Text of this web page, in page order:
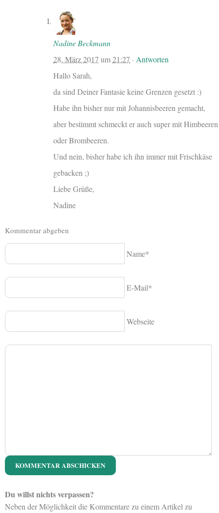
Nadine Beckmann
28. März 2017 um21:27 · Antworten
Hallo Sarah,
da sind Deiner Fantasie keine Grenzen gesetzt :)
Habe ihn bisher nur mit Johannisbeeren gemacht,
aber bestimmt schmeckt er auch super mit Himbeeren
oder Brombeeren.
Und nein, bisher habe ich ihn immer mit Frischkäse
gebacken ;)
Liebe Grüße,
Nadine
Kommentar abgeben
Name*
E-Mail*
Webseite
Du willst nichts verpassen?
Neben der Möglichkeit die Kommentare zu einem Artikel zu